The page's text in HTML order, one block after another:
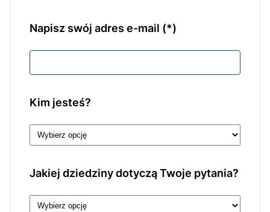
Napisz swój adres e-mail
Kim jesteś?
Jakiej dziedziny dotyczą Twoje pytania?